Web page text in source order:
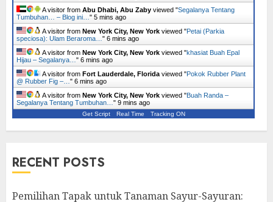
A visitor from Abu Dhabi, Abu Zaby viewed "Segalanya Tentang
Tumbuhan… – Blog ini… " 5 mins ago
A visitor from New York City, New York viewed "Petai (Parkia
speciosa): Ulam Beraroma… " 6 mins ago
A visitor from New York City, New York viewed "khasiat Buah Epal
Hijau – Segalanya… " 6 mins ago
A visitor from Fort Lauderdale, Florida viewed "Pokok Rubber Plant
@ Rubber Fig –… " 6 mins ago
A visitor from New York City, New York viewed "Buah Randa –
Segalanya Tentang Tumbuhan… " 9 mins ago
Get Script Real Time Tracking ON
RECENT POSTS
Pemilihan Tapak untuk Tanaman Sayur-Sayuran: